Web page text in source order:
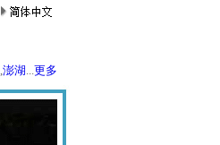
,澎湖...更多